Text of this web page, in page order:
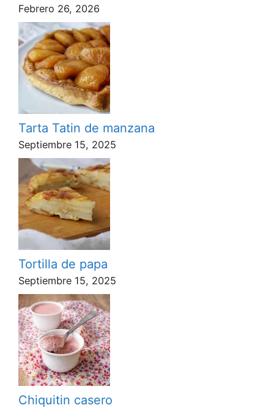
Febrero 26, 2026
Tarta Tatin de manzana
Septiembre 15, 2025
Tortilla de papa
Septiembre 15, 2025
Chiquitin casero